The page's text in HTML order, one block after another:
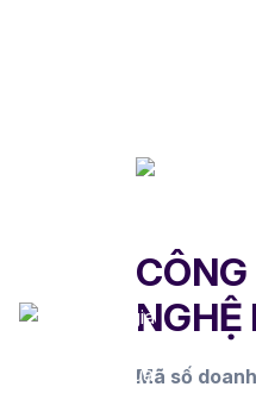
NGHỆ
Mã số